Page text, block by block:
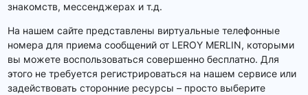
знакомств, мессенджерах и т.д.
На нашем сайте представлены виртуальные телефонные
номера для приема сообщений от LEROY MERLIN, которыми
вы можете воспользоваться совершенно бесплатно. Для
этого не требуется регистрироваться на нашем сервисе или
задействовать сторонние ресурсы – просто выберите